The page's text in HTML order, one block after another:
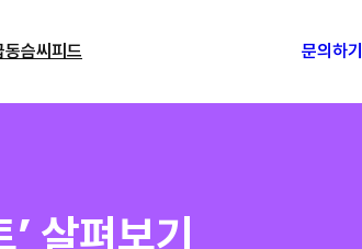
동슴씨피드 문의하기
살펴보기